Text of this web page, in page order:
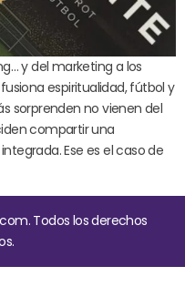
y del marketing a los
espiritualidad, fútbol y
sorprenden no vienen del
compartir una
Ese es el caso de
Todos los derechos